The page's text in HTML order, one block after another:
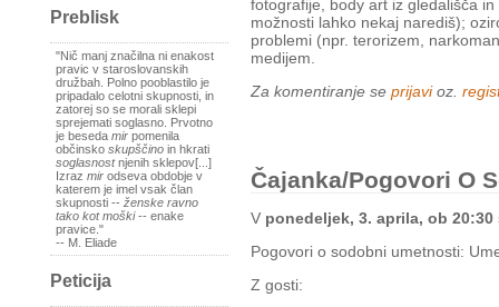
Preblisk
"Nič manj značilna ni enakost
pravic v staroslovanskih
družbah. Polno pooblastilo je
pripadalo celotni skupnosti, in
zatorej so se morali sklepi
sprejemati soglasno. Prvotno
je beseda mir pomenila
občinsko skupščino in hkrati
soglasnostnjenih sklepov[...]
Izraz mir odseva obdobje v
katerem je imel vsak član
skupnosti -- ženske ravno
tako kot moški-- enake
pravice."
-- M. Eliade
Peticija
fotografije, body art iz gledališča
možnosti lahko nekaj narediš);
problemi (npr. terorizem,
medijem.
Za komentiranje se prijavioz.
Čajanka/pogovori O
V ponedeljek, 3. aprila, ob 20:30
Pogovori o sodobni umetnosti:
Z gosti: